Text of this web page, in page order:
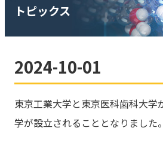
トピックス
2024-10-01
東京工業大学と東京医科歯科大学
学が設立されることとなりました。